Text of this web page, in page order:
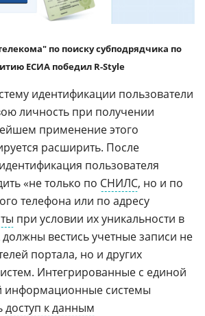
по поиску субподрядчика по
ЕСИА победил R-Style
идентификации пользователи
личность при получении
применение этого
расширить. После
пользователя
«не только по СНИЛС, но и по
телефона или по адресу
при условии их уникальности в
вестись учетные записи не
портала, но и других
Интегрированные с единой
информационные системы
доступ к данным